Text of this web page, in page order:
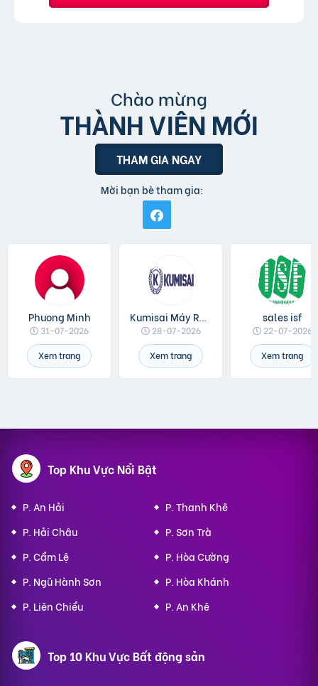
Chào mừng
THÀNH VIÊN MỚI
THAM GIA NGAY
Mời bạn bè tham gia:
Phuong Minh
31-07-2026
Xem trang
Kumisai Máy Rửa Xe
28-07-2026
Xem trang
sales isf
22-07-2026
Xem trang
Top Khu Vực Nổi Bật
P. An Hải
P. Thanh Khê
P. Hải Châu
P. Sơn Trà
P. Cẩm Lệ
P. Hòa Cường
P. Ngũ Hành Sơn
P. Hòa Khánh
P. Liên Chiểu
P. An Khê
Top 10 Khu Vực Bất động sản